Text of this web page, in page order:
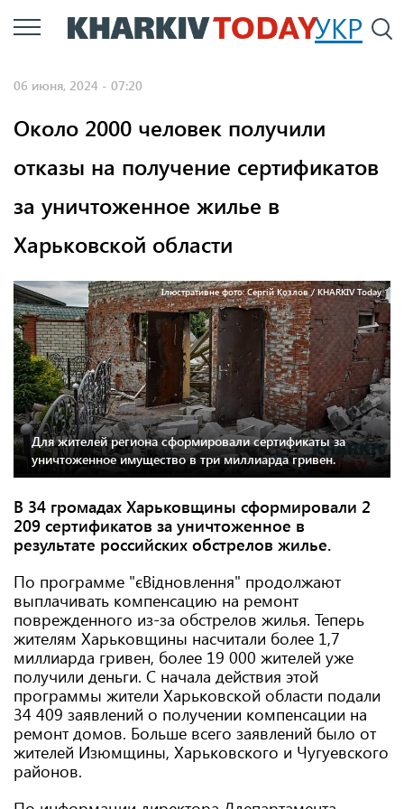
Перейти
к
УКР
06 июня, 2024 - 07:20
Около 2000 человек получили
отказы на получение сертификатов
за уничтоженное жилье в
Харьковской области
Ілюстративне фото: Сергій Козлов / KHARKIV Today
Для жителей региона сформировали сертификаты за
уничтоженное имущество в три миллиарда гривен.
В 34 громадах Харьковщины сформировали 2
209 сертификатов за уничтоженное в
результате российских обстрелов жилье.
По программе "єВідновлення" продолжают
выплачивать компенсацию на ремонт
поврежденного из-за обстрелов жилья. Теперь
жителям Харьковщины насчитали более 1,7
миллиарда гривен, более 19 000 жителей уже
получили деньги. С начала действия этой
программы жители Харьковской области подали
34 409 заявлений о получении компенсации на
ремонт домов. Больше всего заявлений было от
жителей Изюмщины, Харьковского и Чугуевского
районов.